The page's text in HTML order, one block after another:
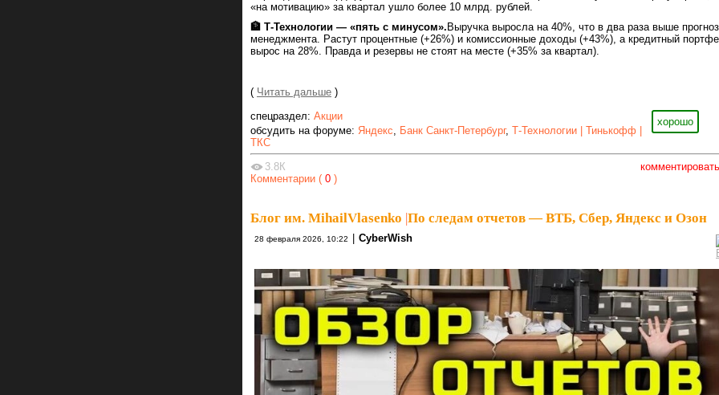
«на мотивацию» за квартал ушло более 10 млрд. рублей.
🏦 Т-Технологии — «пять с минусом». Выручка выросла на 40%, что в два раза выше
менеджмента. Растут процентные (+26%) и комиссионные доходы (+43%), а кредитный
вырос на 28%. Правда и резервы не стоят на месте (+35% за квартал).
( Читать дальше )
хорошо
спецраздел: Акции
обсудить на форуме: Яндекс Банк Санкт-Петербург, Т-Технологии | Тинькофф |
ТКС
комментировать
3.8К
Комментарии ( 0 )
Блог им. MihailVlasenko |По следам отчетов — ВТБ, Сбер, Яндекс и Озон
28 февраля 2026, 10:22 CyberWish